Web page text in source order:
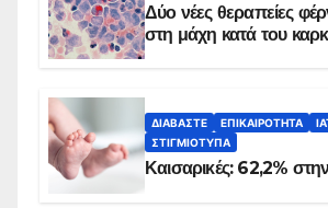
Δύο νέες θεραπείες
στη μάχη κατά του
ΔΙΑΒΆΣΤΕ ΕΠΙΚΑΙΡΌΤΗΤΑ
ΣΤΙΓΜΙΌΤΥΠΑ
Καισαρικές: 62,2%